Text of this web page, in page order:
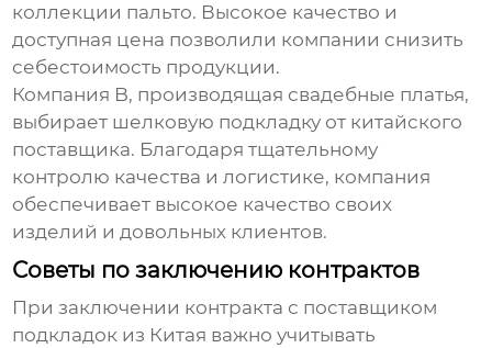
коллекции пальто. Высокое качество и
доступная цена позволили компании снизить
себестоимость продукции.
Компания B, производящая свадебные платья,
выбирает шелковую подкладку от китайского
поставщика. Благодаря тщательному
контролю качества и логистике, компания
обеспечивает высокое качество своих
изделий и довольных клиентов.
Советы по заключению контрактов
При заключении контракта с поставщиком
подкладок из Китая важно учитывать